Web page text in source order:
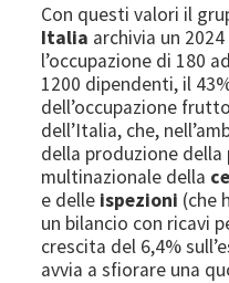
Con questi valori il
Italia archivia un
l’occupazione di 180
1200 dipendenti, il
dell’occupazione
dell’Italia, che,
della produzione
multinazionale della
e delle ispezioni (che
un bilancio con ricavi
crescita del 6,4%
avvia a sfiorare una